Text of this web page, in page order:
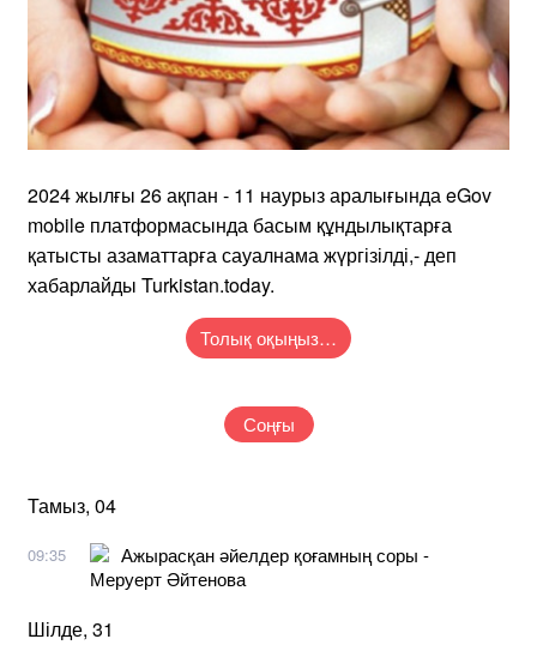
2024 жылғы 26 ақпан - 11 наурыз аралығында eGov
mobile платформасында басым құндылықтарға
қатысты азаматтарға сауалнама жүргізілді,- деп
хабарлайды Turkistan.today.
Толық оқыңыз…
Соңғы
Тамыз, 04
09:35
Ажырасқан әйелдер қоғамның соры -
Меруерт Әйтенова
Шілде, 31